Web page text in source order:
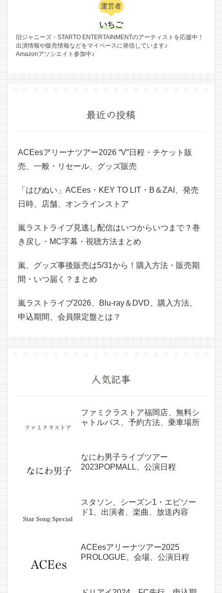
運営者
いちご
旧ジャニーズ・STARTO ENTERTAINMENTのアーティストを応援中！
出演情報や販売情報などをマイペースに発信しています♪
Amazonアソシエイト参加中♪
最近の投稿
ACEesアリーナツアー2026 “V”日程・チケット販
売、一般・リセール、グッズ販売
「はぴぬい」ACEes・KEY TO LIT・B＆ZAI、発売
日時、店舗、オンラインストア
嵐ラストライブ見逃し配信はいつからいつまで？巻
き戻し・MC字幕・視聴方法まとめ
嵐、グッズ事後販売は5/31から！購入方法・販売期
間・いつ届く？まとめ
嵐ラストライブ2026、Blu-ray＆DVD、購入方法、
申込期間、会員限定盤とは？
人気記事
ファミクラストア福岡店、無料シ
ャトルバス、予約方法、乗車場所
なにわ男子ライブツアー
2023POPMALL、公演日程
スタソン、シーズン1・エピソー
ド1、出演者、楽曲、放送内容
ACEesアリーナツアー2025
PROLOGUE、会場、公演日程